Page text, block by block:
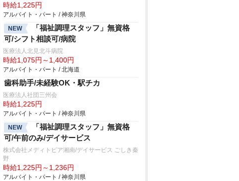
時給1,225円
アルバイト・パート / 神奈川県
NEW
「福祉調理スタッフ」無資格
可/シフト相談可/病院
医療法人北見北斗病院
時給1,075円～1,400円
アルバイト・パート / 北海道
歯科助手/未経験OK・駅チカ
医療法人社団三州会
時給1,225円
アルバイト・パート / 神奈川県
NEW
「福祉調理スタッフ」無資格
可/午前のみ/デイサービス
株式会社メディトピア湘南/デイサービス ごしき秦
野
時給1,225円～1,236円
アルバイト・パート / 神奈川県